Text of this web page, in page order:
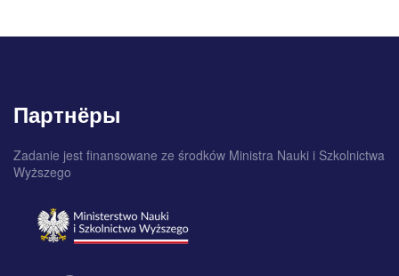
Партнёры
Zadanie jest finansowane ze środków Ministra Nauki i Szkolnictwa
Wyższego